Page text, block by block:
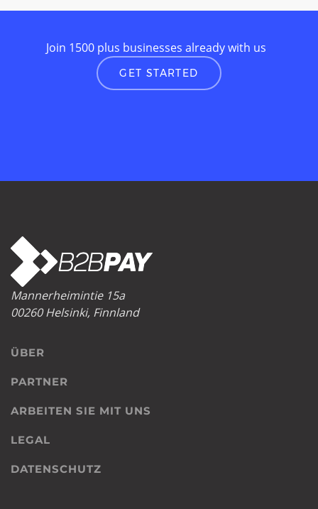
Join 1500 plus businesses already with us
GET STARTED
Mannerheimintie 15a
00260 Helsinki, Finnland
ÜBER
PARTNER
ARBEITEN SIE MIT UNS
LEGAL
DATENSCHUTZ